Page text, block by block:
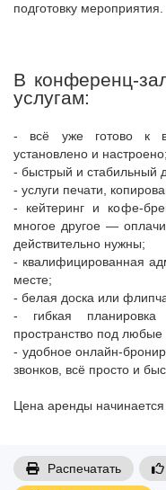
подготовку мероприятия.
В конференц-
услугам:
- всё уже готово к
установлено и настроено;
- быстрый и стабильный
- услуги печати,
- кейтеринг и кофе-
многое другое —
действительно нужны;
- квалифицированная
месте;
- белая доска или
- гибкая
пространство под любые
- удобное онлайн-
звонков, всё просто и
Цена аренды начинается
Распечатать